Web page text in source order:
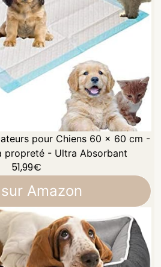
pour Chiens 60 x 60 cm -
propreté - Ultra Absorbant
51,99€
Amazon